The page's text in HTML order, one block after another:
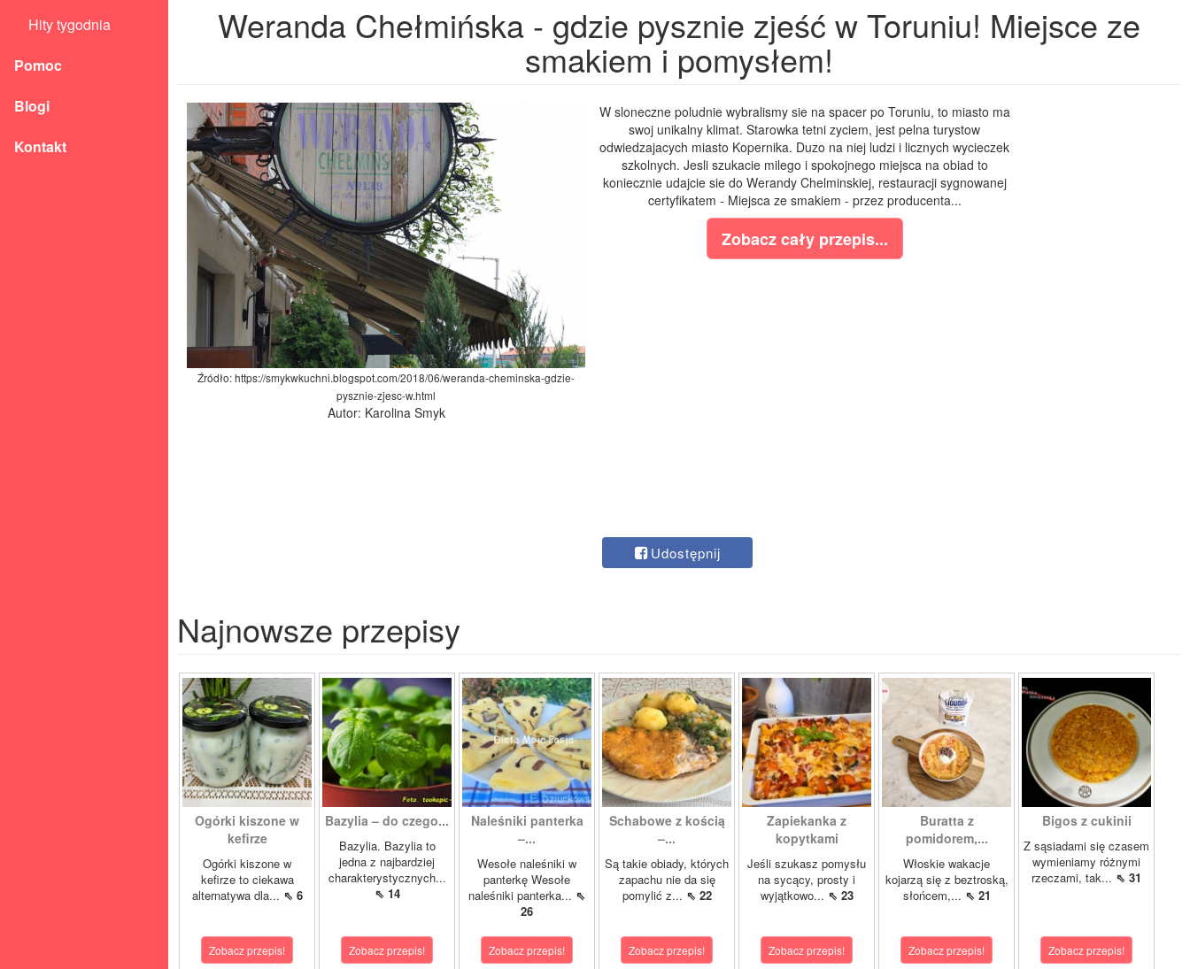
Hity tygodnia
Pomoc
Blogi
Kontakt
Weranda Chełmińska - gdzie pysznie zjeść w Toruniu! Miejsce ze
smakiem i pomysłem!
Źródło: https://smykwkuchni.blogspot.com/2018/06/weranda-cheminska-gdzie-
pysznie-zjesc-w.html
Autor: Karolina Smyk
W sloneczne poludnie wybralismy sie na spacer po Toruniu, to miasto ma
swoj unikalny klimat. Starowka tetni zyciem, jest pelna turystow
odwiedzajacych miasto Kopernika. Duzo na niej ludzi i licznych wycieczek
szkolnych. Jesli szukacie milego i spokojnego miejsca na obiad to
koniecznie udajcie sie do Werandy Chelminskiej, restauracji sygnowanej
certyfikatem - Miejsca ze smakiem - przez producenta...
Zobacz cały przepis...
Udostępnij
Najnowsze przepisy
Ogórki kiszone w
kefirze
Ogórki kiszone w
kefirze to ciekawa
alternatywa dla... ⇖ 6
Zobacz przepis!
Bazylia – do czego...
Bazylia. Bazylia to
jedna z najbardziej
charakterystycznych...
⇖ 14
Zobacz przepis!
Naleśniki panterka
–...
Wesołe naleśniki w
panterkę Wesołe
naleśniki panterka... ⇖
26
Zobacz przepis!
Schabowe z kością
–...
Są takie obiady, których
zapachu nie da się
pomylić z... ⇖ 22
Zobacz przepis!
Zapiekanka z
kopytkami
Jeśli szukasz pomysłu
na sycący, prosty i
wyjątkowo... ⇖ 23
Zobacz przepis!
Buratta z
pomidorem,...
Włoskie wakacje
kojarzą się z beztroską,
słońcem,... ⇖ 21
Zobacz przepis!
Bigos z cukinii
Z sąsiadami się czasem
wymieniamy różnymi
rzeczami, tak... ⇖ 31
Zobacz przepis!